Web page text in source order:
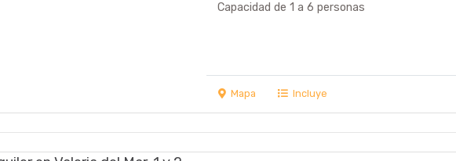
Capacidad de 1 a 6 personas
Mapa Incluye